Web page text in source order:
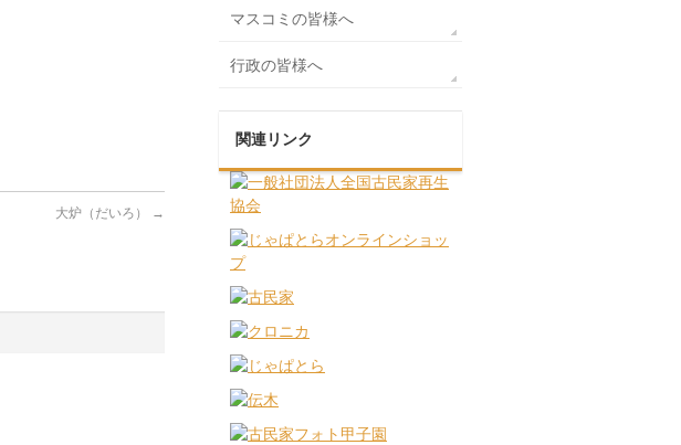
大炉（だいろ） →
マスコミの皆様へ
行政の皆様へ
関連リンク